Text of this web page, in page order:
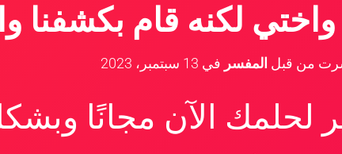
لكنه قام بكشفنا
من قبل المفسر في 13 سبتمبر، 2023
لحلمك الآن مجانًا